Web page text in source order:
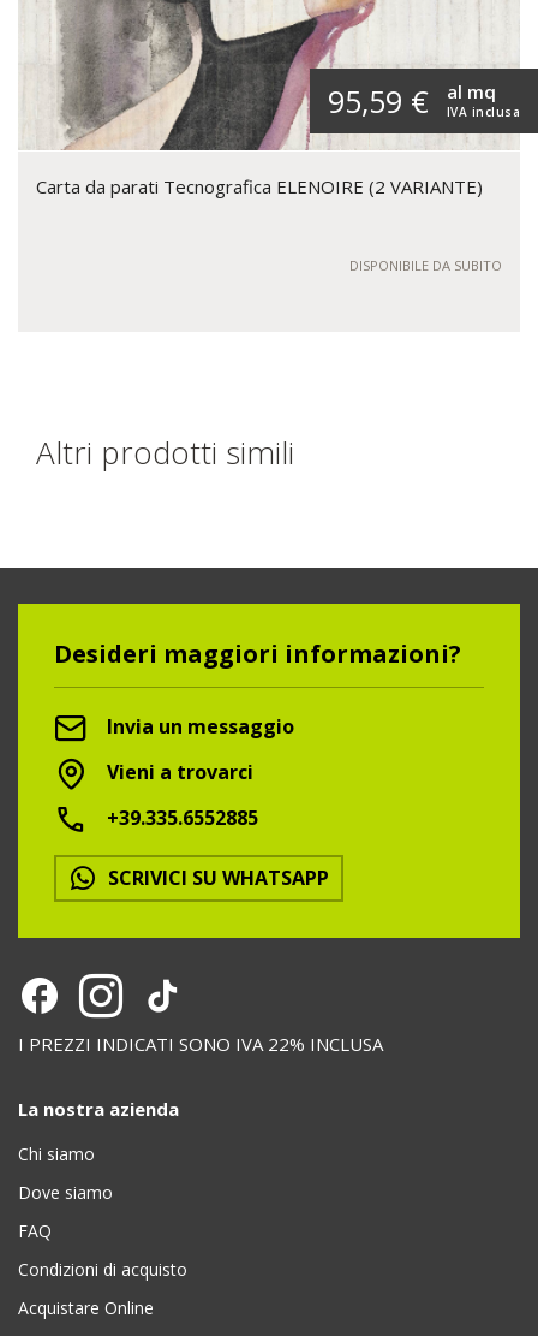
95,59 € IVA inclusa
al mq
Carta da parati Tecnografica ELENOIRE (2 VARIANTE)
DISPONIBILE DA SUBITO
Altri prodotti simili
Desideri maggiori informazioni?
Invia un messaggio
Vieni a trovarci
+39.335.6552885
SCRIVICI SU WHATSAPP
I PREZZI INDICATI SONO IVA 22% INCLUSA
La nostra azienda
Chi siamo
Dove siamo
FAQ
Condizioni di acquisto
Acquistare Online